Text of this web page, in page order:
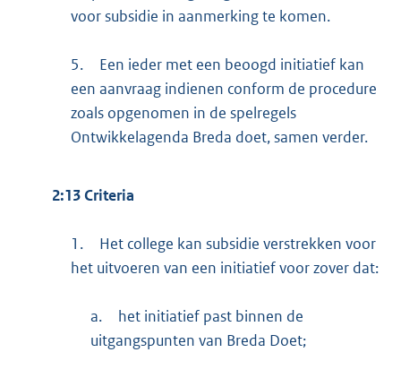
voor subsidie in aanmerking te komen.
5.
Een ieder met een beoogd initiatief kan
een aanvraag indienen conform de procedure
zoals opgenomen in de spelregels
Ontwikkelagenda Breda doet, samen verder.
2:13 Criteria
1.
Het college kan subsidie verstrekken voor
het uitvoeren van een initiatief voor zover dat:
a.
het initiatief past binnen de
uitgangspunten van Breda Doet;